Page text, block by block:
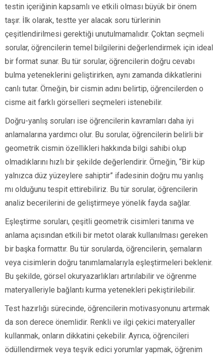
testin içeriğinin kapsamlı ve etkili olması büyük bir önem
taşır. İlk olarak, testte yer alacak soru türlerinin
çeşitlendirilmesi gerektiği unutulmamalıdır. Çoktan seçmeli
sorular, öğrencilerin temel bilgilerini değerlendirmek için ideal
bir format sunar. Bu tür sorular, öğrencilerin doğru cevabı
bulma yeteneklerini geliştirirken, aynı zamanda dikkatlerini
canlı tutar. Örneğin, bir cismin adını belirtip, öğrencilerden o
cisme ait farklı görselleri seçmeleri istenebilir.
Doğru-yanlış soruları ise öğrencilerin kavramları daha iyi
anlamalarına yardımcı olur. Bu sorular, öğrencilerin belirli bir
geometrik cismin özellikleri hakkında bilgi sahibi olup
olmadıklarını hızlı bir şekilde değerlendirir. Örneğin, “Bir küp
yalnızca düz yüzeylere sahiptir” ifadesinin doğru mu yanlış
mı olduğunu tespit ettirebiliriz. Bu tür sorular, öğrencilerin
analiz becerilerini de geliştirmeye yönelik fayda sağlar.
Eşleştirme soruları, çeşitli geometrik cisimleri tanıma ve
anlama açısından etkili bir metot olarak kullanılması gereken
bir başka formattır. Bu tür sorularda, öğrencilerin, şemaların
veya cisimlerin doğru tanımlamalarıyla eşleştirmeleri beklenir.
Bu şekilde, görsel okuryazarlıkları artırılabilir ve öğrenme
materyalleriyle bağlantı kurma yetenekleri pekiştirilebilir.
Test hazırlığı sürecinde, öğrencilerin motivasyonunu artırmak
da son derece önemlidir. Renkli ve ilgi çekici materyaller
kullanmak, onların dikkatini çekebilir. Ayrıca, öğrencileri
ödüllendirmek veya teşvik edici yorumlar yapmak, öğrenim